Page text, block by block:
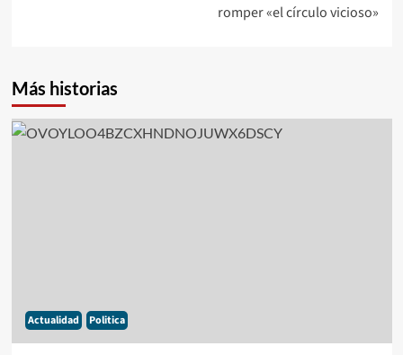
romper «el círculo vicioso»
Más historias
Actualidad Politica